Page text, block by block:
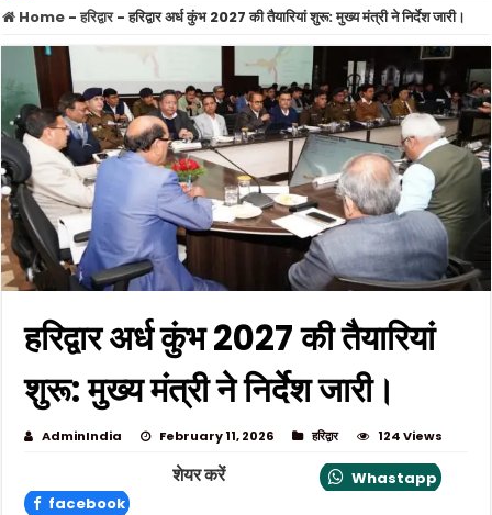
Home - हरिद्वार- हरिद्वार अर्ध कुंभ 2027 की तैयारियां शुरू: मुख्य मंत्री ने निर्देश जारी।
हरिद्वार अर्ध कुंभ 2027 की तैयारियां
शुरू: मुख्य मंत्री ने निर्देश जारी।
AdminIndia February 11, 2026 हरिद्वार 124 Views
शेयर करें
Whastapp
facebook